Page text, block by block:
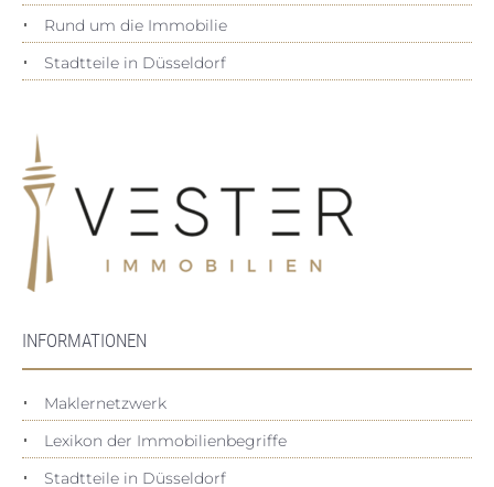
Rund um die Immobilie
Stadtteile in Düsseldorf
INFORMATIONEN
Maklernetzwerk
Lexikon der Immobilienbegriffe
Stadtteile in Düsseldorf